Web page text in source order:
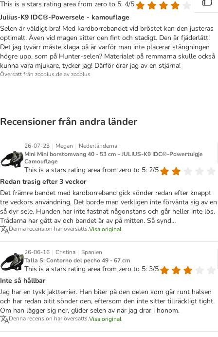
This is a stars rating area from zero to 5: 4/5
Julius-K9 IDC®-Powersele - kamouflage
Selen är väldigt bra! Med kardborrebandet vid bröstet kan den justeras
optimalt. Även vid magen sitter den fint och stadigt. Den är fjäderlätt!
Det jag tyvärr måste klaga på är varför man inte placerar stängningen
högre upp, som på Hunter-selen? Materialet på remmarna skulle också
kunna vara mjukare, tycker jag! Därför drar jag av en stjärna!
Översatt från zooplus.de av zooplus
Recensioner från andra länder
26-07-23 | Megan | Nederländerna
Mini Mini borstomvang 40 - 53 cm - JULIUS-K9 IDC®-Powertuigje
Camouflage
This is a stars rating area from zero to 5: 2/5
Redan trasig efter 3 veckor
Det främre bandet med kardborreband gick sönder redan efter knappt
tre veckors användning. Det borde man verkligen inte förvänta sig av en
så dyr sele. Hunden har inte fastnat någonstans och går heller inte lös.
Trådarna har gått av och bandet är av på mitten. Så synd…
Denna recension har översatts.Visa original
26-06-16 | Cristina | Spanien
Talla S: Contorno del pecho 49 - 67 cm
This is a stars rating area from zero to 5: 3/5
Inte så hållbar
Jag har en tysk jaktterrier. Han biter på den delen som går runt halsen
och har redan bitit sönder den, eftersom den inte sitter tillräckligt tight.
Om han lägger sig ner, glider selen av när jag drar i honom.
Denna recension har översatts.Visa original